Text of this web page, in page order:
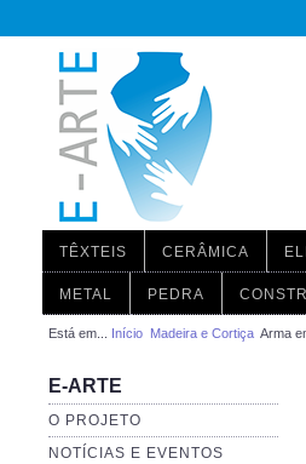
TÊXTEIS CERÂMICA
METAL PEDRA
Está em... Início Madeira e Cortiça Arma
E-ARTE
O PROJETO
NOTÍCIAS E EVENTOS